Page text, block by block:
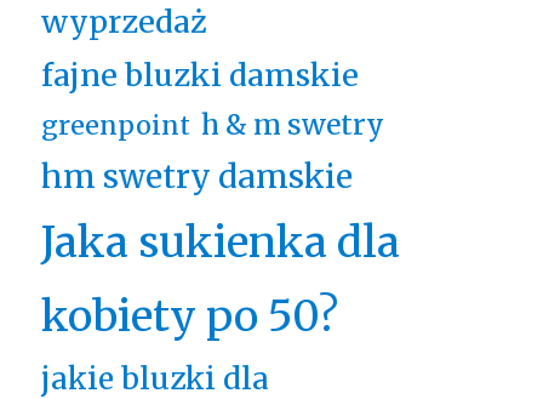
wyprzedaż
fajne bluzki damskie
greenpoint h & m swetry
hm swetry damskie
Jaka sukienka dla
kobiety po 50?
jakie bluzki dla